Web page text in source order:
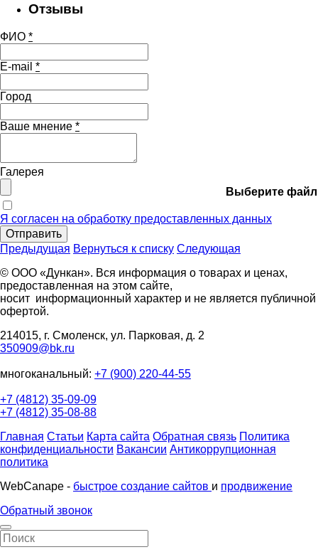
Отзывы
ФИО *
E-mail *
Город
Ваше мнение *
Галерея
Выберите файл
Я согласен на обработку предоставленных данных
Отправить
Предыдущая Вернуться к списку Следующая
© ООО «Дункан». Вся информация о товарах и ценах,
предоставленная на этом сайте,
носит информационный характер и не является публичной
офертой.
214015, г. Смоленск, ул. Парковая, д. 2
350909@bk.ru
многоканальный: +7 (900) 220-44-55
+7 (4812) 35-09-09
+7 (4812) 35-08-88
Главная Статьи Карта сайта Обратная связь Политика
конфиденциальности Вакансии Антикоррупционная
политика
WebCanape - быстрое создание сайтов и продвижение
Обратный звонок